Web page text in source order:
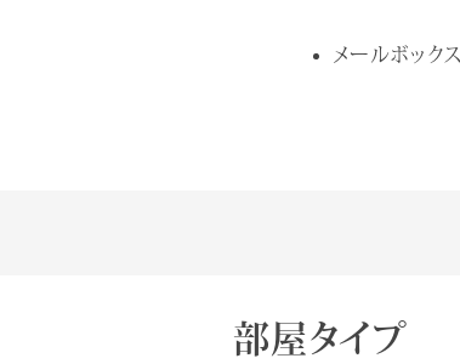
メールボックス
部屋タイプ